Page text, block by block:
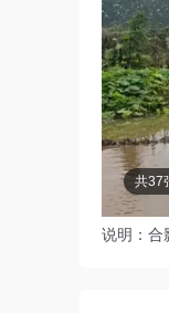
共37
说明：合